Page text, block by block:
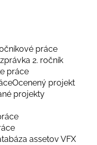
práce
2. ročník
práce
Ocenený projekt
projekty
assetov VFX